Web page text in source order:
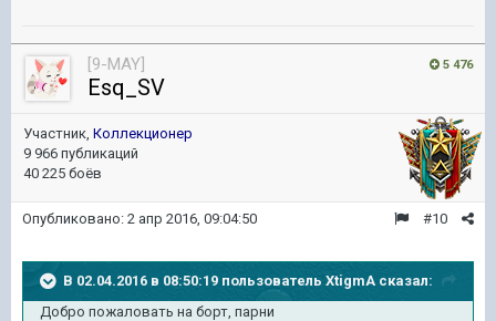
5 476
[9-MAY]
Esq_SV
Участник, Коллекционер
9 966 публикаций
40 225 боёв
#10
Опубликовано: 2 апр 2016, 09:04:50
В 02.04.2016 в 08:50:19 пользователь XtigmA сказал:
Добро пожаловать на борт, парни